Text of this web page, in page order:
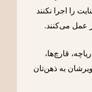
را اجرا نکنند
عمل می‌کنند.
قارچ‌ها،
به ذهن‌تان